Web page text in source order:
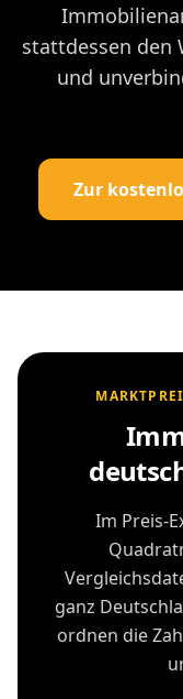
stattdessen den
und
Zur
Im Preis-
ganz
ordnen die